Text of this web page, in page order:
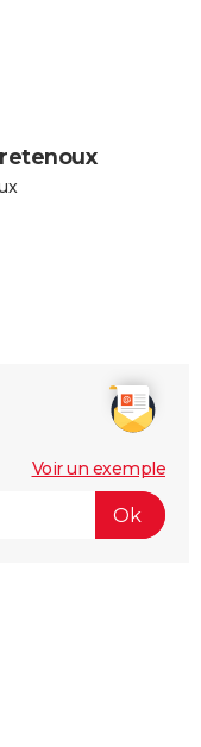
Voir un exemple